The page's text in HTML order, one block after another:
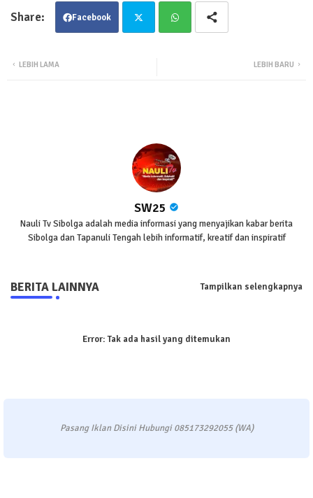
Facebook
LEBIH BARU
LEBIH LAMA
SW25
Nauli Tv Sibolga adalah media informasi yang menyajikan kabar berita
Sibolga dan Tapanuli Tengah lebih informatif, kreatif dan inspiratif
BERITA LAINNYA Tampilkan selengkapnya
Error:Tak ada hasil yang ditemukan
Pasang Iklan Disini Hubungi 085173292055 (WA)